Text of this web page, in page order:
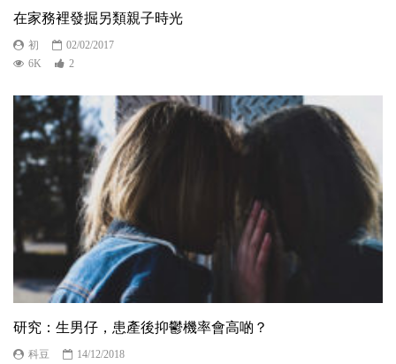
在家務裡發掘另類親子時光
初
02/02/2017
6K
2
研究：生男仔，患產後抑鬱機率會高啲？
科豆
14/12/2018